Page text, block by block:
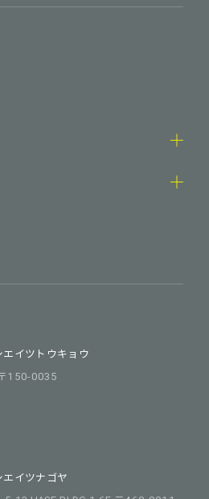
イツトウキョウ
150-0035
イツナゴヤ